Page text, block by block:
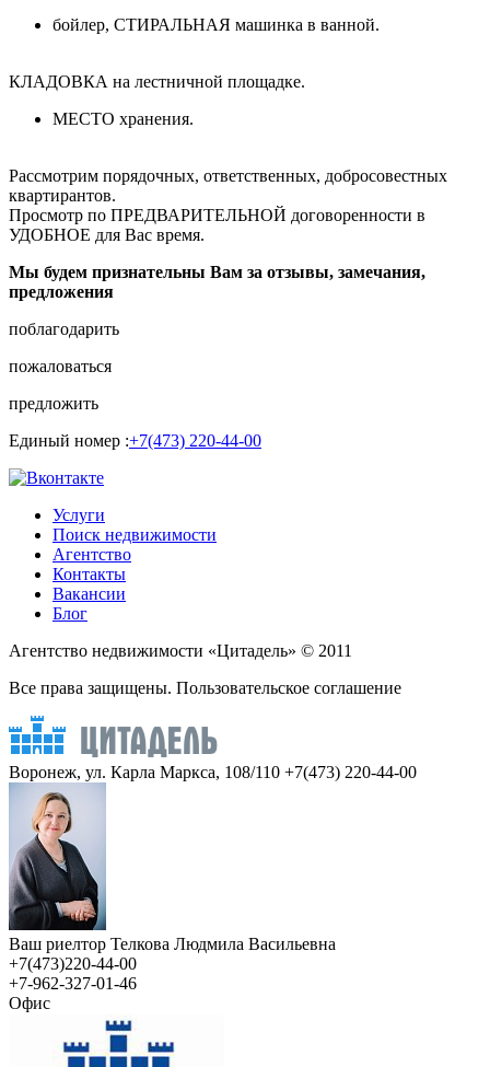
бойлер, СТИРАЛЬНАЯ машинка в ванной.
КЛАДОВКА на лестничной площадке.
МЕСТО хранения.
Рассмотрим порядочных, ответственных, добросовестных
квартирантов.
Просмотр по ПРЕДВАРИТЕЛЬНОЙ договоренности в
УДОБНОЕ для Вас время.
Мы будем признательны Вам за отзывы, замечания,
предложения
поблагодарить
пожаловаться
предложить
Единый номер :+7(473) 220-44-00
Услуги
Поиск недвижимости
Агентство
Контакты
Вакансии
Блог
Агентство недвижимости «Цитадель» © 2011
Все права защищены. Пользовательское соглашение
Воронеж, ул. Карла Маркса, 108/110 +7(473) 220-44-00
Ваш риелтор Телкова Людмила Васильевна
+7(473)220-44-00
+7-962-327-01-46
Офис